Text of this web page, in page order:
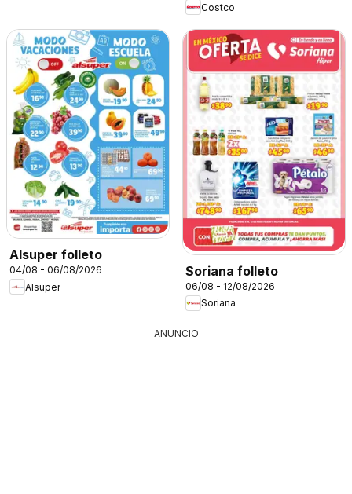
Costco
Alsuper folleto
04/08 - 06/08/2026
Alsuper
Soriana folleto
06/08 - 12/08/2026
Soriana
ANUNCIO